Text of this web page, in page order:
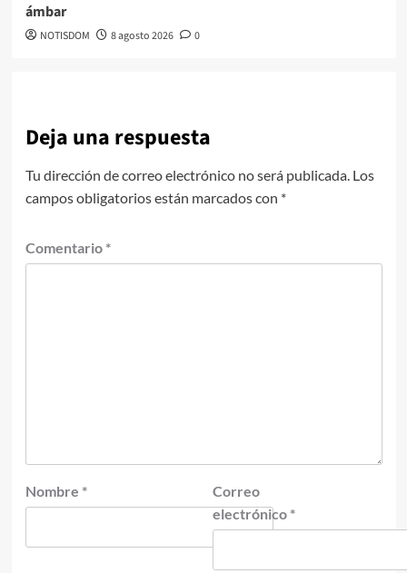
ámbar
NOTISDOM 8 agosto 2026 0
Deja una respuesta
Tu dirección de correo electrónico no será publicada. Los
campos obligatorios están marcados con *
Comentario *
Nombre *
Correo
electrónico *